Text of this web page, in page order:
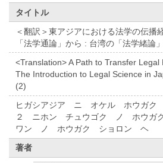
タイトル
＜翻訳＞東アジアにおける法学の伝播
「法学通論」から : 台湾の「法学緒論
<Translation> A Path to Transfer Legal
The Introduction to Legal Science in
(2)
ヒガシアジア ニ オケル ホウガ
２ ニホン チュウゴク ノ ホウガ
ワン ノ ホウガク ショロン ヘ
著者